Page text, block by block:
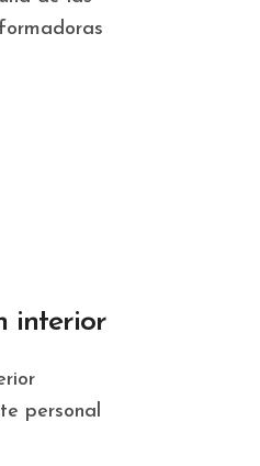
interior
personal